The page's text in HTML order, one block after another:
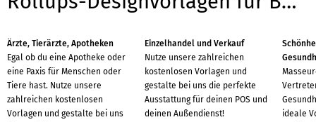
Ärzte, Tierärzte, Apotheken
Egal ob du eine Apotheke oder
eine Paxis für Menschen oder
Tiere hast. Nutze unsere
zahlreichen kostenlosen
Vorlagen und gestalte bei uns
Einzelhandel und Verkauf
Nutze unsere zahlreichen
kostenlosen Vorlagen und
gestalte bei uns die perfekte
Ausstattung für deinen POS und
deinen Außendienst!
ideale